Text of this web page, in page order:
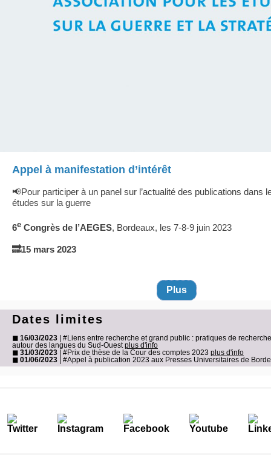
Appel à manifestation d’intérêt
📢Pour participer à un panel sur l’actualité des publications dans
études sur la guerre
6e Congrès de l’AEGES, Bordeaux, les 7-8-9 juin 2023
🔜15 mars 2023
Plus
Dates limites
◼ 16/03/2023
| #Liens entre recherche et grand public : pratiques de
autour des langues du Sud-Ouestplus d'info
◼ 31/03/2023
| #Prix de thèse de la Cour des comptes 2023 plus d'info
◼ 01/06/2023
| #Appel à publication 2023 aux Presses Universitaires de